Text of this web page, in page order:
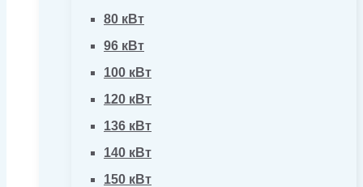
80 кВт
96 кВт
100 кВт
120 кВт
136 кВт
140 кВт
150 кВт